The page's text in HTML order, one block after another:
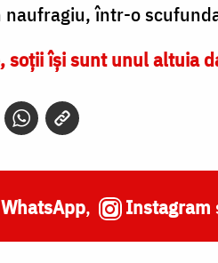
într-o
își sunt unul altuia
WhatsApp, Instagram